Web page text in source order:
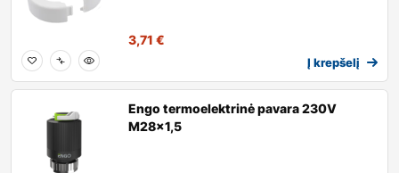
3,71 €
Į krepšelį
Engo termoelektrinė pavara 230V
M28x1,5